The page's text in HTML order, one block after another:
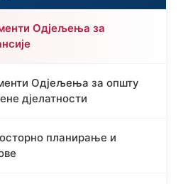
Одјељењa за
Одјељења за општу
дјелатности
планирање и